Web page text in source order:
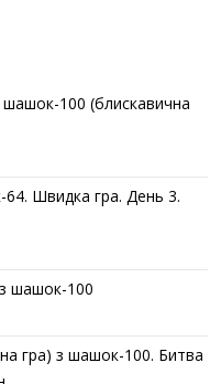
шашок-100 (блискавична
Швидка гра. День 3.
шашок-100
гра) з шашок-100. Битва